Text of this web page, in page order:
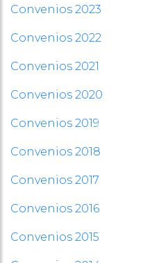
Convenios 2023
Convenios 2022
Convenios 2021
Convenios 2020
Convenios 2019
Convenios 2018
Convenios 2017
Convenios 2016
Convenios 2015